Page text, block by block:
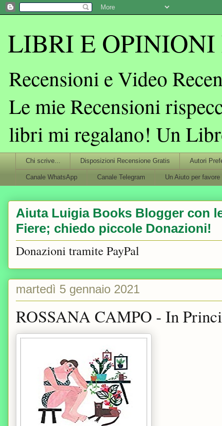
LIBRI E OPINIONI
Recensioni e Video
Le mie Recensioni
libri mi regalano! Un
Chi scrive... Disposizioni Recensione Gratis Autori
Canale WhatsApp Canale Telegram Un Aiuto per favore
Aiuta Luigia Books Blogger con
Fiere; chiedo piccole Donazioni!
Donazioni tramite PayPal
martedì 5 gennaio 2021
ROSSANA CAMPO - In